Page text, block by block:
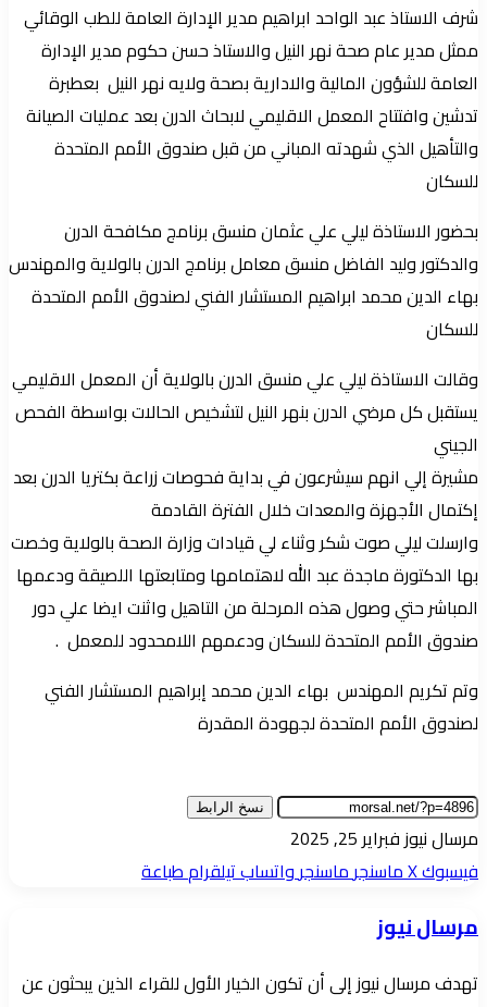
شرف الاستاذ عبد الواحد ابراهيم مدير الإدارة العامة للطب الوقائي
ممثل مدير عام صحة نهر النيل والاستاذ حسن حكوم مدير الإدارة
العامة للشؤون المالية والادارية بصحة ولايه نهر النيل بعطبرة
تدشين وافتتاح المعمل الاقليمي لابحاث الدرن بعد عمليات الصيانة
والتأهيل الذي شهدته المباني من قبل صندوق الأمم المتحدة
للسكان
بحضور الاستاذة ليلي علي عثمان منسق برنامج مكافحة الدرن
والدكتور وليد الفاضل منسق معامل برنامج الدرن بالولاية والمهندس
بهاء الدين محمد ابراهيم المستشار الفني لصندوق الأمم المتحدة
للسكان
وقالت الاستاذة ليلي علي منسق الدرن بالولاية أن المعمل الاقليمي
يستقبل كل مرضي الدرن بنهر النيل لتشخيص الحالات بواسطة الفحص
الجيني
مشيرة إلي انهم سيشرعون في بداية فحوصات زراعة بكتريا الدرن بعد
إكتمال الأجهزة والمعدات خلال الفترة القادمة
وارسلت ليلي صوت شكر وثناء لي قيادات وزارة الصحة بالولاية وخصت
بها الدكتورة ماجدة عبد الله لاهتمامها ومتابعتها اللصيقة ودعمها
المباشر حتي وصول هذه المرحلة من التاهيل واثنت ايضا علي دور
صندوق الأمم المتحدة للسكان ودعمهم اللامحدود للمعمل .
وتم تكريم المهندس بهاء الدين محمد إبراهيم المستشار الفني
لصندوق الأمم المتحدة لجهودة المقدرة
نسخ الرابط
مرسال نيوزأرسل
بريدا
فبراير 25, 2025
فيسبوك‫Xماسنجرماسنجرواتسابتيلقرامطباعة
مرسال نيوز
تهدف مرسال نيوز إلى أن تكون الخيار الأول للقراء الذين يبحثون عن